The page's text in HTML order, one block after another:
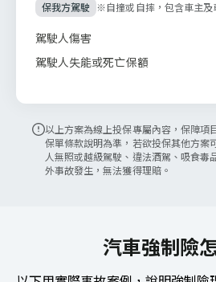
保我方駕駛 ※自撞或自摔，包含車主及
駕駛人傷害
駕駛人失能或死亡保額
以上方案為線上投保專屬內容，保障項
保單條款說明為準，若欲投保其他方案
人無照或越級駕駛、違法酒駕、吸食毒
外事故發生，無法獲得理賠。
汽車強制險